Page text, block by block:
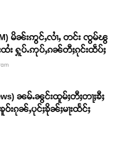
မိၼ်းဢွင်ႇလၢႆႇ တင်း ၸွမ်ၽွ
ထႆး ႁူပ်ႉဢုပ်ႇၵၼ်တီႈၵုင်းထဵပ်ႈ
ၼမ်ႉၼွင်းထူမ်ႈတီႈတႃႈၶီႈ
းၵုၼ်ႇပုင်ႈၶိုၼ်ႈမႃးထႅင်ႈ